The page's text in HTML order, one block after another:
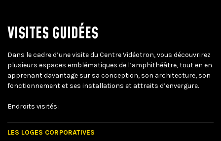
VISITES GUIDÉES
Dans le cadre d’une visite du Centre Vidéotron, vous découvrirez
plusieurs espaces emblématiques de l’amphithéâtre, tout en en
apprenant davantage sur sa conception, son architecture, son
fonctionnement et ses installations et attraits d’envergure.
Endroits visités :
LES LOGES CORPORATIVES